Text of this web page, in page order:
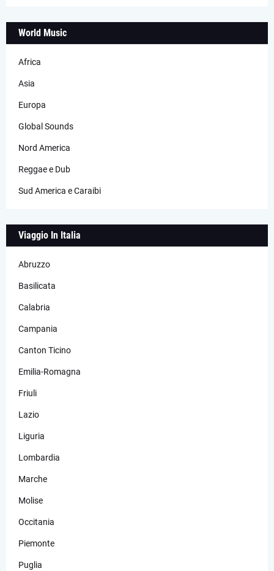
World Music
Africa
Asia
Europa
Global Sounds
Nord America
Reggae e Dub
Sud America e Caraibi
Viaggio In Italia
Abruzzo
Basilicata
Calabria
Campania
Canton Ticino
Emilia-Romagna
Friuli
Lazio
Liguria
Lombardia
Marche
Molise
Occitania
Piemonte
Puglia